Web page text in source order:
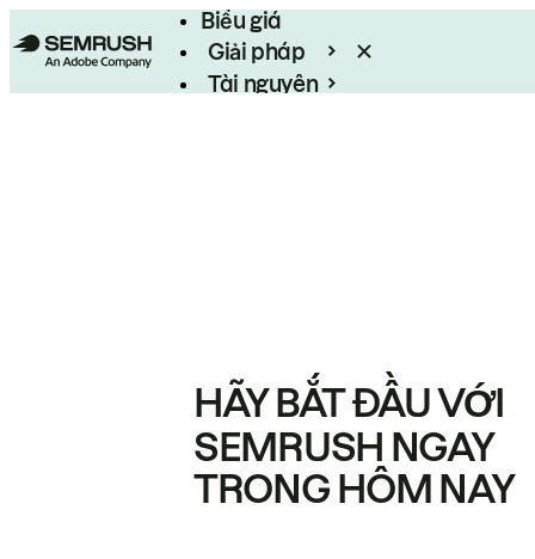
Biểu giá
Giải pháp
Tài nguyên
HÃY BẮT ĐẦU VỚI
SEMRUSH NGAY
TRONG HÔM NAY